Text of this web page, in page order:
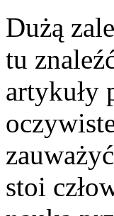
Dużą
tu
artykuły
stoi